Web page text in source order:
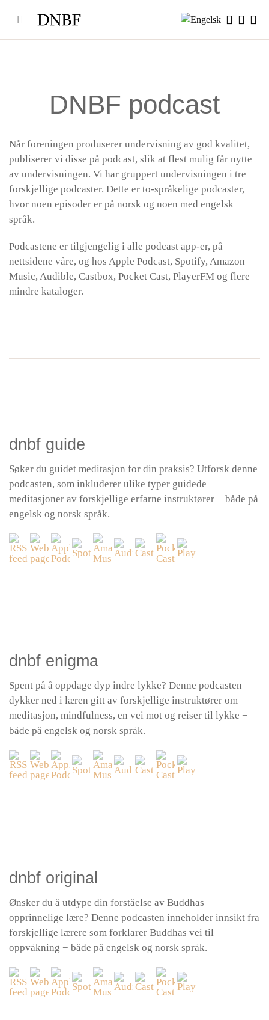
content
DNBF podcast
Når foreningen produserer undervisning av god kvalitet,
publiserer vi disse på podcast, slik at flest mulig får nytte
av undervisningen. Vi har gruppert undervisningen i tre
forskjellige podcaster. Dette er to-språkelige podcaster,
hvor noen episoder er på norsk og noen med engelsk
språk.
Podcastene er tilgjengelig i alle podcast app-er, på
nettsidene våre, og hos Apple Podcast, Spotify, Amazon
Music, Audible, Castbox, Pocket Cast, PlayerFM og flere
mindre kataloger.
dnbf guide
Søker du guidet meditasjon for din praksis? Utforsk denne
podcasten, som inkluderer ulike typer guidede
meditasjoner av forskjellige erfarne instruktører − både på
engelsk og norsk språk.
dnbf enigma
Spent på å oppdage dyp indre lykke? Denne podcasten
dykker ned i læren gitt av forskjellige instruktører om
meditasjon, mindfulness, en vei mot og reiser til lykke −
både på engelsk og norsk språk.
dnbf original
Ønsker du å utdype din forståelse av Buddhas
opprinnelige lære? Denne podcasten inneholder innsikt fra
forskjellige lærere som forklarer Buddhas vei til
oppvåkning − både på engelsk og norsk språk.